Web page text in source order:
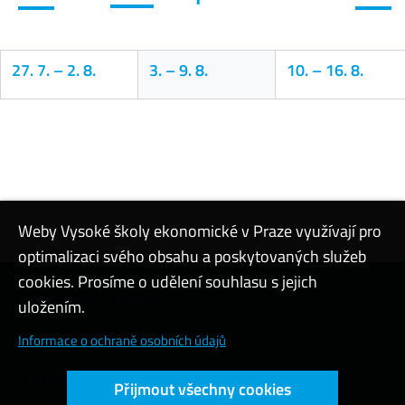
27. 7.–2. 8. 3.–9. 8. 10.–16. 8.
Kontaktovat podporu
Nastavení cookies
Přístupnost webu
Weby Vysoké školy ekonomické v Praze využívají pro
optimalizaci svého obsahu a poskytovaných služeb
cookies. Prosíme o udělení souhlasu s jejich
uložením.
Informace o ochraně osobních údajů
Přijmout všechny cookies